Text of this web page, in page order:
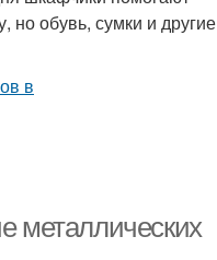
обувь, сумки и другие
металлических